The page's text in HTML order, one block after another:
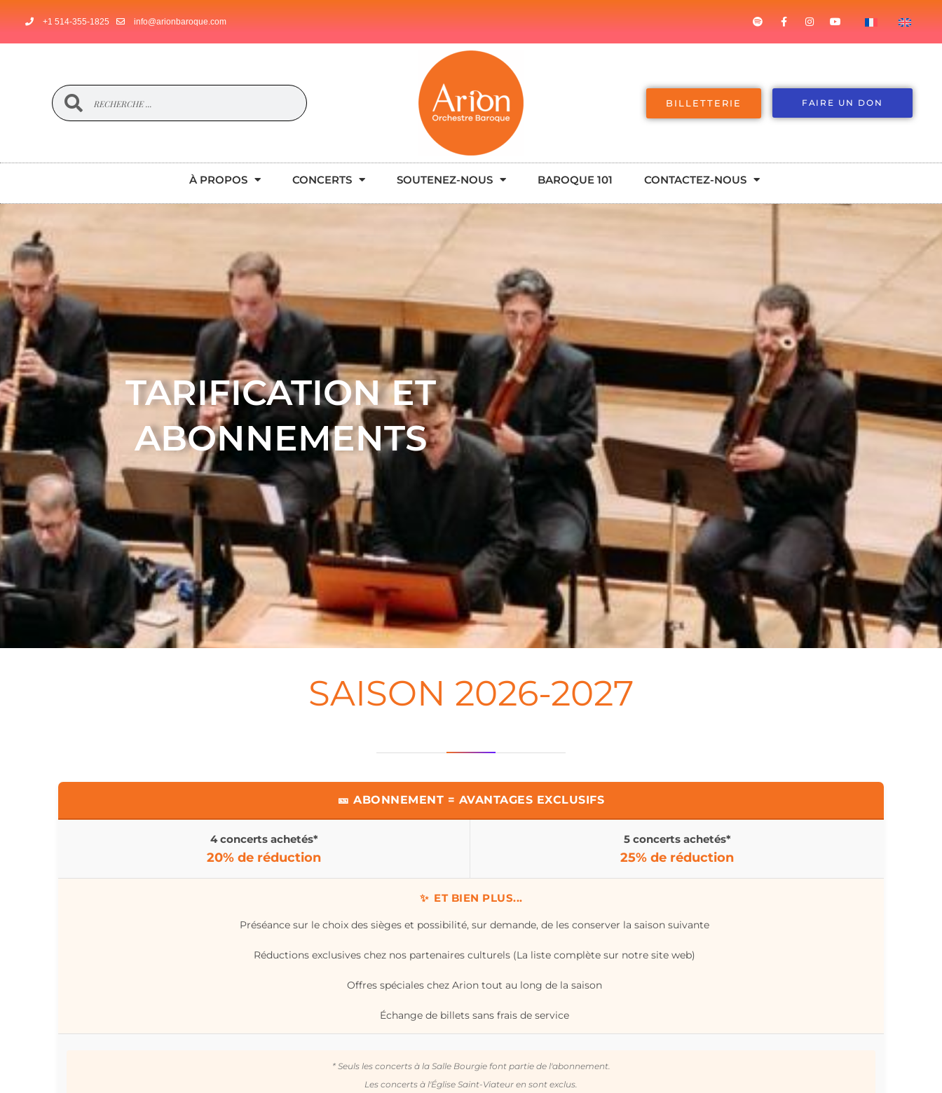
+1 514-355-1825 info@arionbaroque.com
BILLETTERIE FAIRE UN DON
À PROPOS CONCERTS SOUTENEZ-NOUS BAROQUE 101 CONTACTEZ-NOUS
TARIFICATION ET
ABONNEMENTS
SAISON 2026-2027
️🎫 ABONNEMENT = AVANTAGES EXCLUSIFS
4 concerts achetés*
20% de réduction
5 concerts achetés*
25% de réduction
ET BIEN PLUS...
Préséance sur le choix des sièges et possibilité, sur demande, de les conserver la saison suivante
Réductions exclusives chez nos partenaires culturels (La liste complète sur notre site web)
Offres spéciales chez Arion tout au long de la saison
Échange de billets sans frais de service
* Seuls les concerts à la Salle Bourgie font partie de l'abonnement.
Les concerts à l'Église Saint-Viateur en sont exclus.